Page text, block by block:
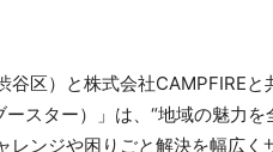
谷区）と株式会社CAMPFIRE
スター）」は、“地域の魅力
レンジや困りごと解決を幅広く